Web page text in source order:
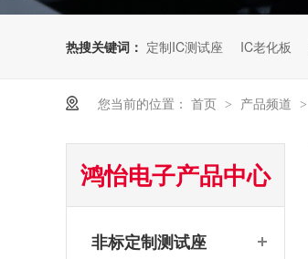
热搜关键词： 定制IC测试座 IC老化板
您当前的位置： 首页 > 产品频道 >
鸿怡电子产品中心
非标定制测试座